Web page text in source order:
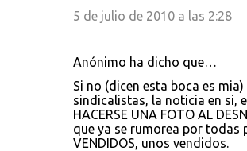
5 de julio de 2010 a las 2:28
Anónimo ha dicho que…
Si no (dicen esta boca es mia)
sindicalistas, la noticia en si,
HACERSE UNA FOTO AL
que ya se rumorea por todas
VENDIDOS, unos vendidos.